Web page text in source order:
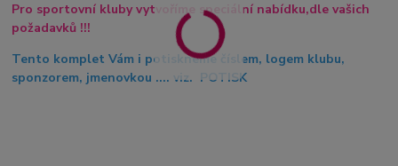
Pro sportovní kluby vytvoříme speciální nabídku,dle vašich
požadavků !!!
Tento komplet Vám i potiskneme číslem, logem klubu,
sponzorem, jmenovkou .... viz. POTISK